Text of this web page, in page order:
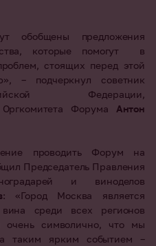
обобщены предложения
которые помогут в
стоящих перед этой
– подчеркнул советник
Федерации,
Форума Антон
проводить Форум на
Председатель Правления
и виноделов
: «Город Москва является
среди всех регионов
символично, что мы
таким ярким событием –